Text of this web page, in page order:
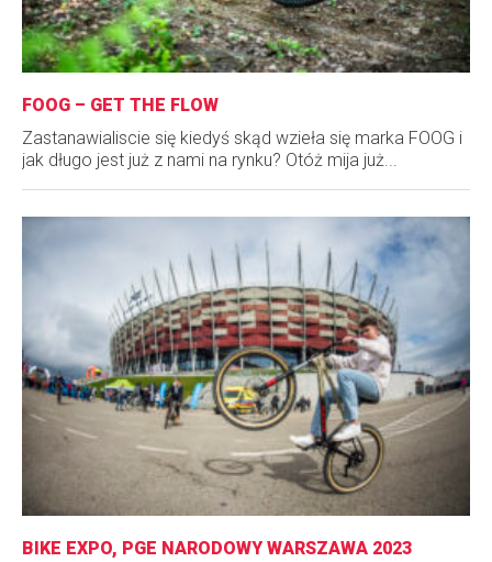
FOOG – GET THE FLOW
Zastanawialiscie się kiedyś skąd wzieła się marka FOOG i
jak długo jest już z nami na rynku? Otóż mija już...
BIKE EXPO, PGE NARODOWY WARSZAWA 2023